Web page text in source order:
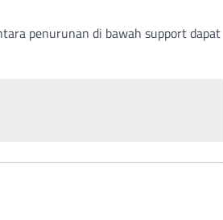
penurunan di bawah support dapat